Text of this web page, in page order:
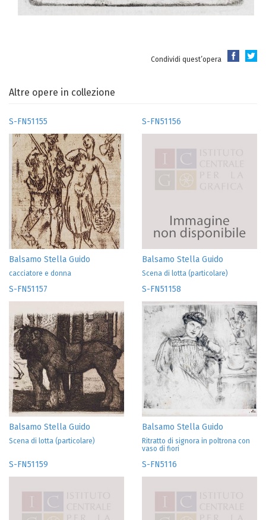
Condividi quest’opera
Altre opere in collezione
S-FN51155
Balsamo Stella Guido
cacciatore e donna
S-FN51156
Balsamo Stella Guido
Scena di lotta (particolare)
S-FN51157
Balsamo Stella Guido
Scena di lotta (particolare)
S-FN51158
Balsamo Stella Guido
Ritratto di signora in poltrona con
vaso di fiori
S-FN51159 S-FN5116